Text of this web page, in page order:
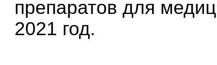
препаратов для
2021 год.